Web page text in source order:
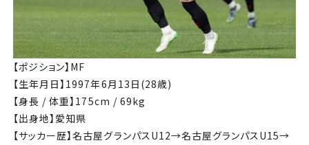
【ポジション】MF
【生年月日】1997年6月13日(28歳)
【身長 / 体重】175cm / 69kg
【出身地】愛知県
【サッカー歴】名古屋グランパスU12→名古屋グランパスU15→